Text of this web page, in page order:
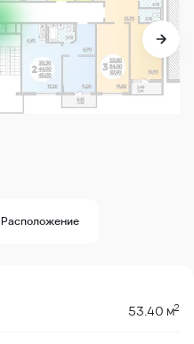
Расположение
53.40 м2